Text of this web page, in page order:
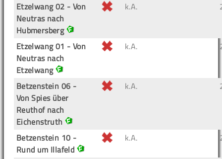
Etzelwang 02 - Von
Neutras nach
Hubmersberg
k.A.
Etzelwang 01 - Von
Neutras nach
Etzelwang
k.A.
Betzenstein 06 -
Von Spies über
Reuthof nach
Eichenstruth
k.A.
Betzenstein 10 -
Rund um Illafeld
k.A.